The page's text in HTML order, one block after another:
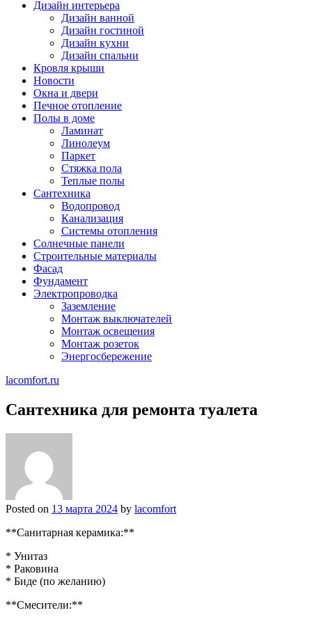
Дизайн интерьера
Дизайн ванной
Дизайн гостиной
Дизайн кухни
Дизайн спальни
Кровля крыши
Новости
Окна и двери
Печное отопление
Полы в доме
Ламинат
Линолеум
Паркет
Стяжка пола
Теплые полы
Сантехника
Водопровод
Канализация
Системы отопления
Солнечные панели
Строительные материалы
Фасад
Фундамент
Электропроводка
Заземление
Монтаж выключателей
Монтаж освещения
Монтаж розеток
Энергосбережение
lacomfort.ru
Сантехника для ремонта туалета
Posted on 13 марта 2024 by lacomfort
**Санитарная керамика:**
* Унитаз
* Раковина
* Биде (по желанию)
**Смесители:**